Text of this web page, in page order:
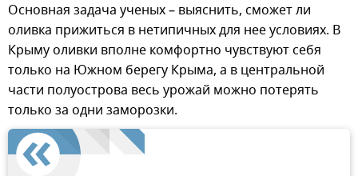
Основная задача ученых – выяснить, сможет ли
оливка прижиться в нетипичных для нее условиях. В
Крыму оливки вполне комфортно чувствуют себя
только на Южном берегу Крыма, а в центральной
части полуострова весь урожай можно потерять
только за одни заморозки.